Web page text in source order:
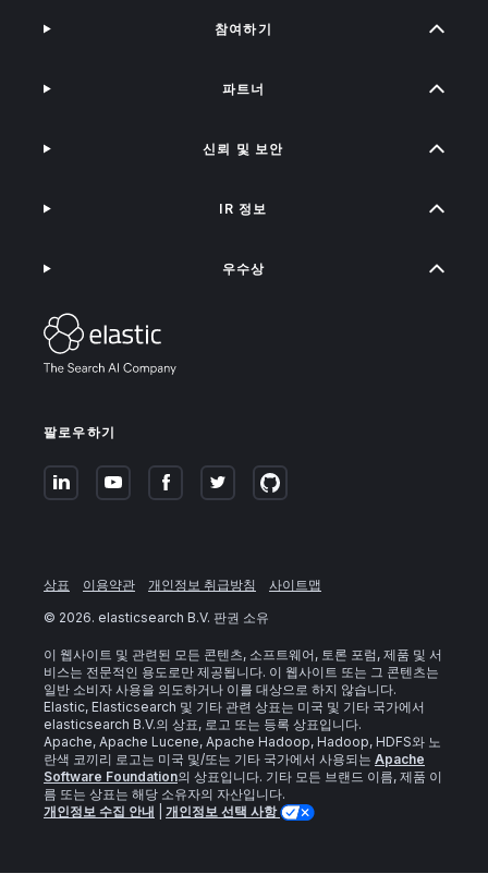
팔로우하기
참여하기
파트너
신뢰 및 보안
IR 정보
우수상
상표 이용약관 개인정보 취급방침
사이트맵
© 2026. elasticsearch B.V. 판권 소유
이 웹사이트 및 관련된 모든 콘텐츠, 소프트웨어, 토론 포럼, 제품 및 서
비스는 전문적인 용도로만 제공됩니다. 이 웹사이트 또는 그 콘텐츠는
일반 소비자 사용을 의도하거나 이를 대상으로 하지 않습니다.
Elastic, Elasticsearch 및 기타 관련 상표는 미국 및 기타 국가에서
elasticsearch B.V.의 상표, 로고 또는 등록 상표입니다.
Apache, Apache Lucene, Apache Hadoop, Hadoop, HDFS와 노
란색 코끼리 로고는 미국 및/또는 기타 국가에서 사용되는 Apache
Software Foundation의 상표입니다. 기타 모든 브랜드 이름, 제품 이
름 또는 상표는 해당 소유자의 자산입니다.
개인정보 수집 안내
개인정보 선택 사항